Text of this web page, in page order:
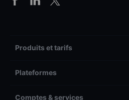
Produits et tarifs
Plateformes
Comptes & services